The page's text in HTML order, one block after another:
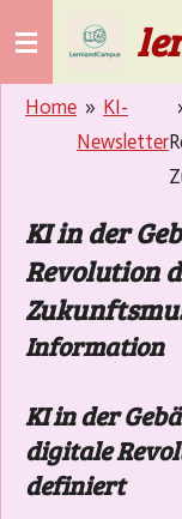
Zum
Hauptinhalt
springen
Home » KI-
Newsletter
KI in der
Revolution
Information
KI in der
digitale
definiert